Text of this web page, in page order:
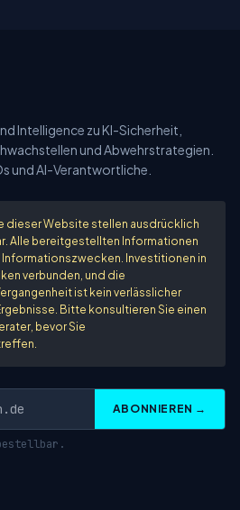
Intelligence zu KI-Sicherheit,
und Abwehrstrategien.
und AI-Verantwortliche.
dieser Website stellen ausdrücklich
Alle bereitgestellten Informationen
Investitionen in
verbunden, und die
ist kein verlässlicher
Bitte konsultieren Sie einen
bevor Sie
ABONNIEREN →